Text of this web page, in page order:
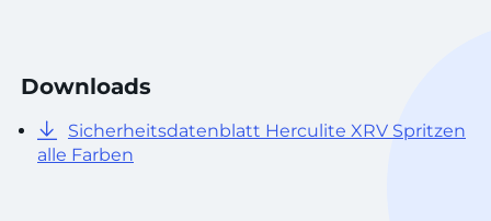
Downloads
Sicherheitsdatenblatt Herculite XRV Spritzen
alle Farben